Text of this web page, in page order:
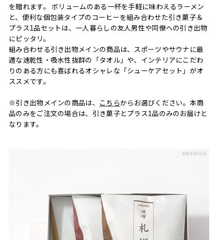
を贈れます。 ボリュームのある一杯を手軽に味わえるラーメン
と、便利な個包装タイプのコーヒーを組み合わせた引き菓子＆
プラス1品セットは、一人暮らしの友人男性や同僚への引き出物
にピッタリ。
組み合わせる引き出物メインの商品は、スポーツやサウナに最
適な速乾性・吸水性抜群の「タオル」や、インテリアにこだわ
りのある方にも喜ばれるオシャレな「シューケアセット」がオ
ススメです。
※引き出物メインの商品は、 こちらからお選びください。本商
品のみをご注文の場合は、引き菓子とプラス1品のみのお届けと
なります。